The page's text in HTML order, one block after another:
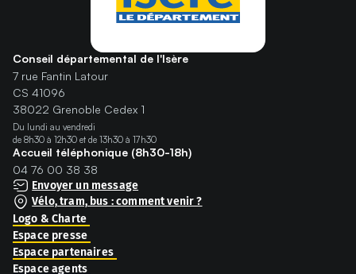
Conseil départemental de l'Isère
7 rue Fantin Latour
CS 41096
38022 Grenoble Cedex 1
Du lundi au vendredi
de 8h30 à 12h30 et de 13h30 à 17h30
Accueil téléphonique (8h30-18h)
04 76 00 38 38
Envoyer un message
Vélo, tram, bus : comment venir ?
Logo & Charte
Espace presse
Espace partenaires
Espace agents